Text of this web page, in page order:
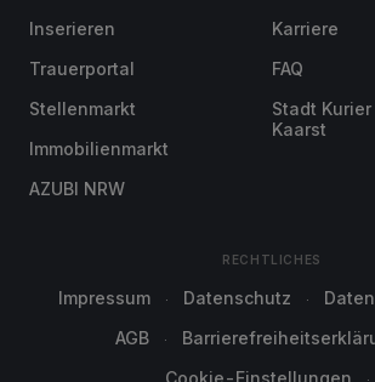
Inserieren
Trauerportal
Stellenmarkt
Immobilienmarkt
AZUBI NRW
Karriere
FAQ
Stadt
Kaarst
RECHTLICHES
Impressum Datenschutz
AGB
Cookie-Einstellungen